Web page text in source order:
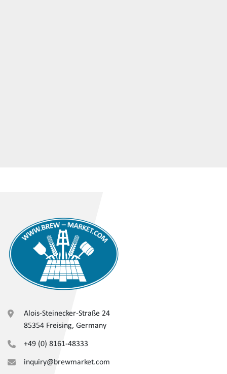
einem maximalen Betriebsdruck von 10 bar sowie
Druckluft-Kältetrockner (Kaeser, 2013)
Luftseparator (AST) als Stickstoffgenerator mit
nebenstehendem Stickstoffdrucktank.
Alois-Steinecker-Straße 24
85354 Freising, Germany
+49 (0) 8161-48333
inquiry@brewmarket.com